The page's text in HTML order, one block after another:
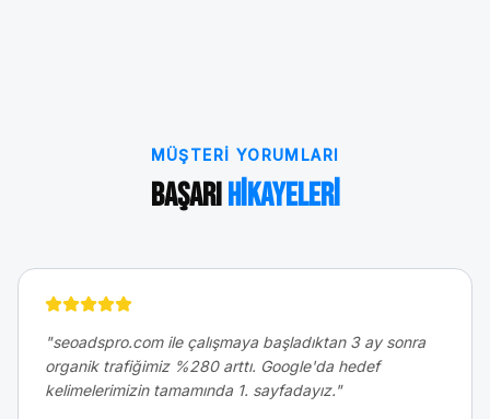
MÜŞTERI YORUMLARI
BaşarıHikayeleri
"seoadspro.com ile çalışmaya başladıktan 3 ay sonra
organik trafiğimiz %280 arttı. Google'da hedef
kelimelerimizin tamamında 1. sayfadayız."